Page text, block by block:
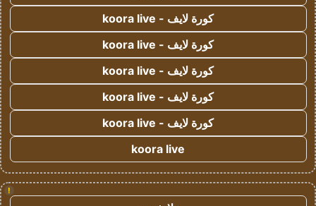
كورة لايف - koora live
كورة لايف - koora live
كورة لايف - koora live
كورة لايف - koora live
كورة لايف - koora live
koora live
!